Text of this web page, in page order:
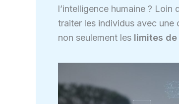
l’intelligence humaine ?
traiter les individus avec une
non seulement les limites de